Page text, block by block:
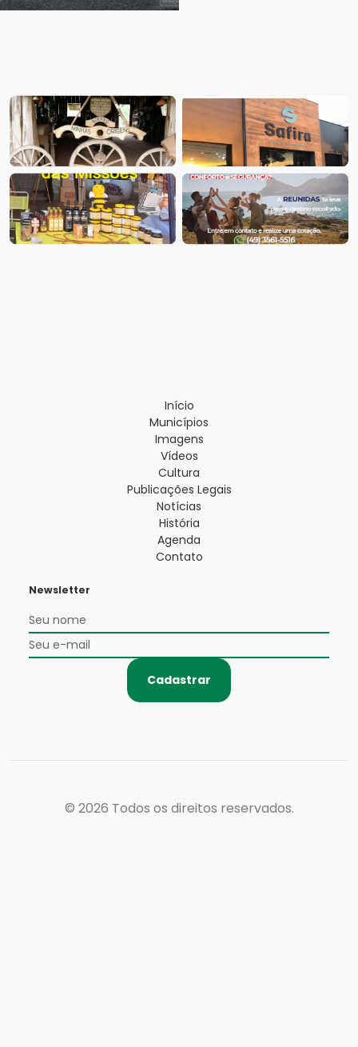
Início
Municípios
Imagens
Vídeos
Cultura
Publicações Legais
Notícias
História
Agenda
Contato
Newsletter
Cadastrar
© 2026 Todos os direitos reservados.